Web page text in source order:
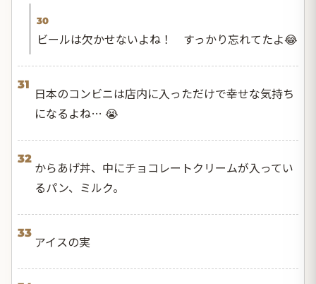
30
ビールは欠かせないよね！ すっかり忘れてたよ😂
31
日本のコンビニは店内に入っただけで幸せな気持ち
になるよね… 😭
32
からあげ丼、中にチョコレートクリームが入ってい
るパン、ミルク。
33
アイスの実